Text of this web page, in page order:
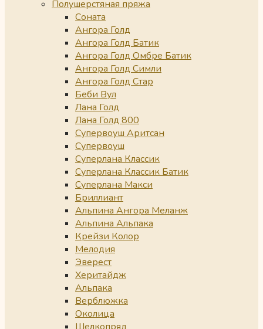
Полушерстяная пряжа
Соната
Ангора Голд
Ангора Голд Батик
Ангора Голд Омбре Батик
Ангора Голд Симли
Ангора Голд Стар
Беби Вул
Лана Голд
Лана Голд 800
Супервоуш Аритсан
Супервоуш
Суперлана Классик
Суперлана Классик Батик
Суперлана Макси
Бриллиант
Альпина Ангора Меланж
Альпина Альпака
Крейзи Колор
Мелодия
Эверест
Херитайдж
Альпака
Верблюжка
Околица